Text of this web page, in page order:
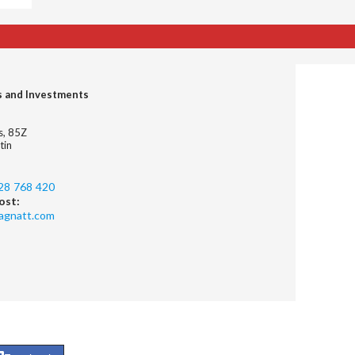
and Investments
85Z
768 420